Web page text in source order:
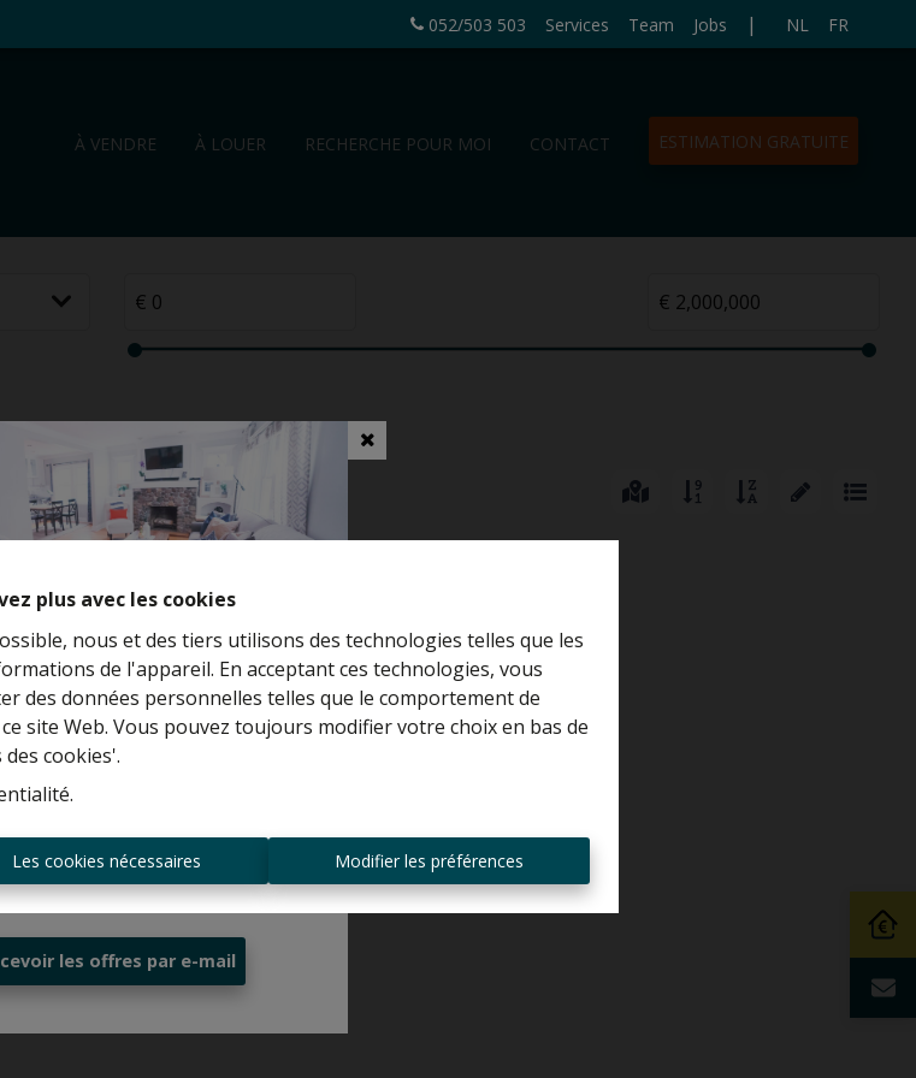
plus avec les cookies
nous et des tiers utilisons des technologies telles que les
de l'appareil. En acceptant ces technologies, vous
des données personnelles telles que le comportement de
site Web. Vous pouvez toujours modifier votre choix en bas de
cookies'.
.
Les cookies nécessaires Modifier les préférences
052/503 503 Services Team Jobs | NL FR
À VENDRE À LOUER RECHERCHE POUR MOI CONTACT ESTIMATION GRATUITE
connaître la valeur de votre
maison ?
Estimation gratuite
être le premier informé des
nouvelles offres ?
les offres par e-mail